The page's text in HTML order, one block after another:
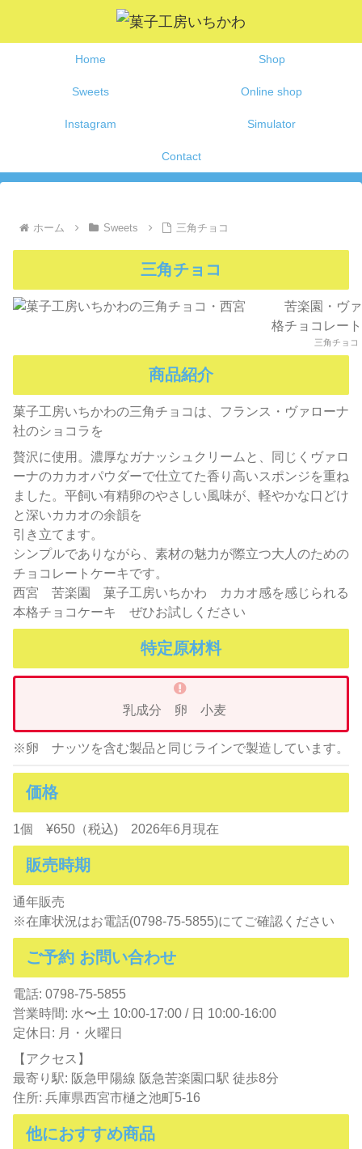
Home Shop
Sweets Online shop
Instagram Simulator
Contact
ホーム Sweets 三角チョコ
三角チョコ
三角チョコ
商品紹介
菓子工房いちかわの三角チョコは、フランス・ヴァローナ
社のショコラを
贅沢に使用。濃厚なガナッシュクリームと、同じくヴァロ
ーナのカカオパウダーで仕立てた香り高いスポンジを重ね
ました。平飼い有精卵のやさしい風味が、軽やかな口どけ
と深いカカオの余韻を
引き立てます。
シンプルでありながら、素材の魅力が際立つ大人のための
チョコレートケーキです。
西宮 苦楽園 菓子工房いちかわ カカオ感を感じられる
本格チョコケーキ ぜひお試しください
特定原材料
乳成分 卵 小麦
※卵 ナッツを含む製品と同じラインで製造しています。
価格
1個 ¥650（税込) 2026年6月現在
販売時期
通年販売
※在庫状況はお電話(0798-75-5855)にてご確認ください
ご予約 お問い合わせ
電話: 0798-75-5855
営業時間: 水〜土 10:00-17:00 / 日 10:00-16:00
定休日: 月・火曜日
【アクセス】
最寄り駅: 阪急甲陽線 阪急苦楽園口駅 徒歩8分
住所: 兵庫県西宮市樋之池町5-16
他におすすめ商品